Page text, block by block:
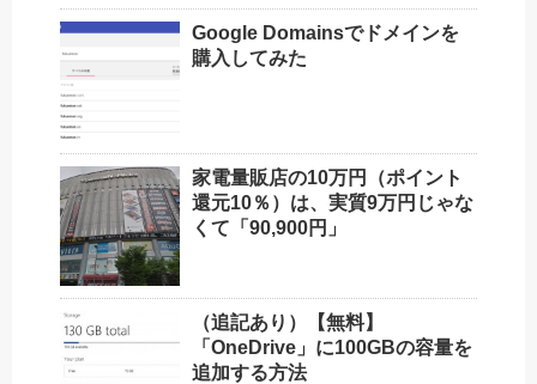
Google Domainsでドメインを
購入してみた
家電量販店の10万円（ポイント
還元10％）は、実質9万円じゃな
くて「90,900円」
（追記あり）【無料】
「OneDrive」に100GBの容量を
追加する方法